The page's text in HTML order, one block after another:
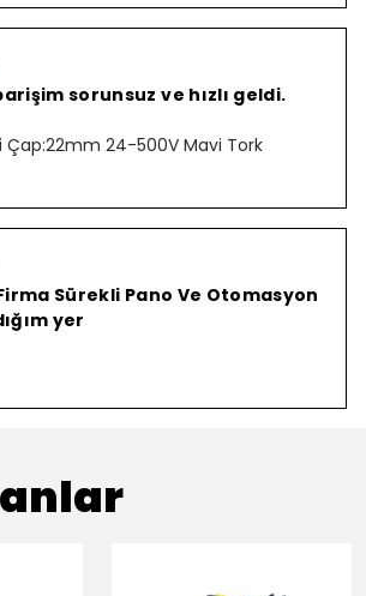
sorunsuz ve hızlı geldi.
24-500V Mavi Tork
Sürekli Pano Ve Otomasyon
yer